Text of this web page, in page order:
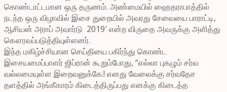
கொண்டாட்டமான ஒரு தருணம். அண்மையில் ஹைதராபாத்தில்
நடந்த ஒரு விழாவில் இசை துறையில் அவரது சேவையை பாராட்டி,
ஆசியன் அராப் அவார்டு 2019′ என்ற விருதை அவருக்கு அளித்து
கௌரவப்படுத்தியுள்ளனர்.
இந்த மகிழ்ச்சியான செய்தியை பகிர்ந்து கொண்ட
இசையமைப்பாளர் ஜிப்ரான் கூறும்போது, “எல்லா புகழும் சர்வ
வல்லமையுள்ள இறைவனுக்கே.! எனது வேலைக்கு சர்வதேச
தளத்தில் அங்கீகாரம் கிடைத்திருப்பது எனக்கு கிடைத்த